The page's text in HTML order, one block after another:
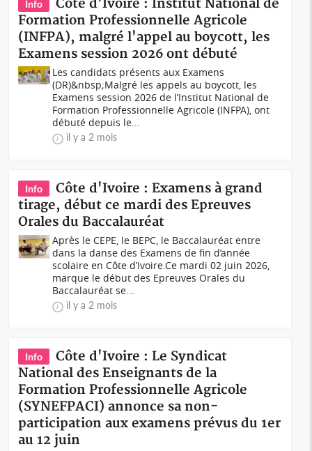
Info
Côte d'Ivoire : Institut National de
Formation Professionnelle Agricole
(INFPA), malgré l'appel au boycott, les
Examens session 2026 ont débuté
Les candidats présents aux Examens
(DR)&nbsp;Malgré les appels au boycott, les
Examens session 2026 de l’Institut National de
Formation Professionnelle Agricole (INFPA), ont
débuté depuis le...
il y a 2 mois
Info
Côte d'Ivoire : Examens à grand
tirage, début ce mardi des Epreuves
Orales du Baccalauréat
Après le CEPE, le BEPC, le Baccalauréat entre
dans la danse des Examens de fin d’année
scolaire en Côte d’Ivoire.Ce mardi 02 juin 2026,
marque le début des Epreuves Orales du
Baccalauréat se...
il y a 2 mois
Info
Côte d'Ivoire : Le Syndicat
National des Enseignants de la
Formation Professionnelle Agricole
(SYNEFPACI) annonce sa non-
participation aux examens prévus du 1er
au 12 juin